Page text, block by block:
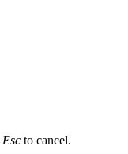
Esc to cancel.